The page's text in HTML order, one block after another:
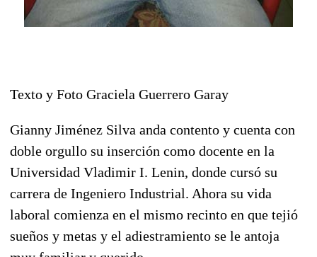
Texto y Foto Graciela Guerrero Garay
Gianny Jiménez Silva anda contento y cuenta con
doble orgullo su inserción como docente en la
Universidad Vladimir I. Lenin, donde cursó su
carrera de Ingeniero Industrial. Ahora su vida
laboral comienza en el mismo recinto en que tejió
sueños y metas y el adiestramiento se le antoja